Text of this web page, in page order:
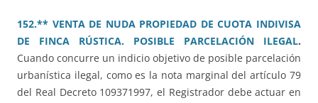
152.** VENTA DE NUDA PROPIEDAD DE CUOTA INDIVISA
DE FINCA RÚSTICA. POSIBLE PARCELACIÓN ILEGAL.
Cuando concurre un indicio objetivo de posible parcelación
urbanística ilegal, como es la nota marginal del artículo 79
del Real Decreto 109371997, el Registrador debe actuar en